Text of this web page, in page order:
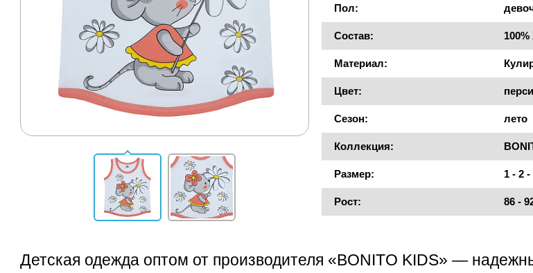
Пол:
Состав:
Материал:
Цвет:
Сезон: лето
Коллекция:
Размер: 1 - 2 -
Рост: 86 -
Детская одежда оптом от производителя «BONITO KIDS» —